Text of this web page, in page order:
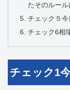
たそのルー
チェック５
チェック6相
チェック1